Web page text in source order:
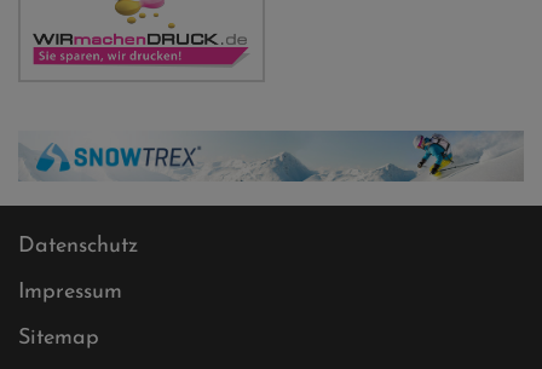
Datenschutz
Impressum
Sitemap